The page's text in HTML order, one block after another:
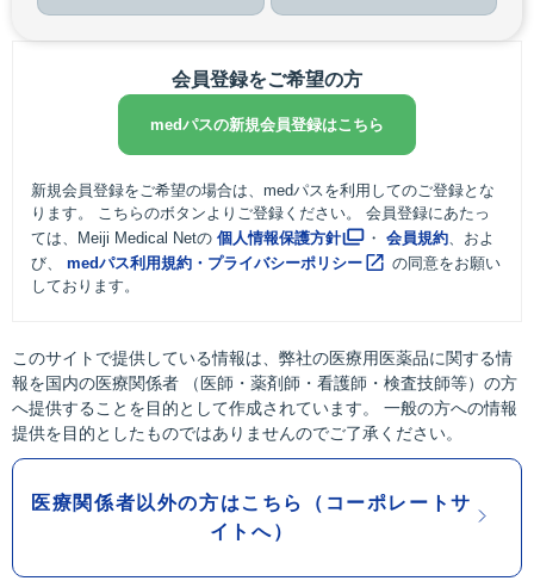
会員登録をご希望の方
medパスの新規会員登録はこちら
新規会員登録をご希望の場合は、medパスを利用してのご登録とな
ります。 こちらのボタンよりご登録ください。 会員登録にあたっ
ては、Meiji Medical Netの 個人情報保護方針 ・ 会員規約、およ
び、 medパス利用規約・プライバシーポリシー
の同意をお願い
しております。
このサイトで提供している情報は、弊社の医療用医薬品に関する情
報を国内の医療関係者 （医師・薬剤師・看護師・検査技師等）の方
へ提供することを目的として作成されています。 一般の方への情報
提供を目的としたものではありませんのでご了承ください。
医療関係者以外の方はこちら（コーポレートサ
イトへ）